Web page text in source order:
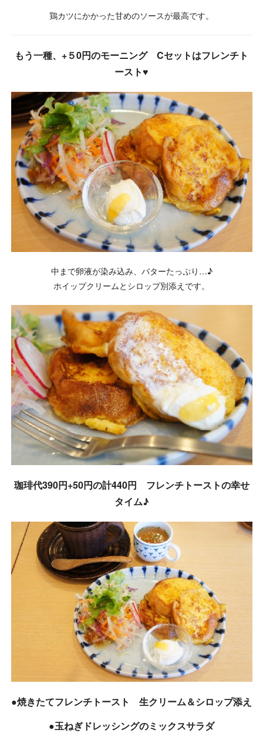
鶏カツにかかった甘めのソースが最高です。
もう一種、+５0円のモーニング Cセットはフレンチト
ースト♥
中まで卵液が染み込み、バターたっぷり…♪
ホイップクリームとシロップ別添えです。
珈琲代390円+50円の計440円 フレンチトーストの幸せ
タイム♪
●焼きたてフレンチトースト 生クリーム＆シロップ添え
●玉ねぎドレッシングのミックスサラダ